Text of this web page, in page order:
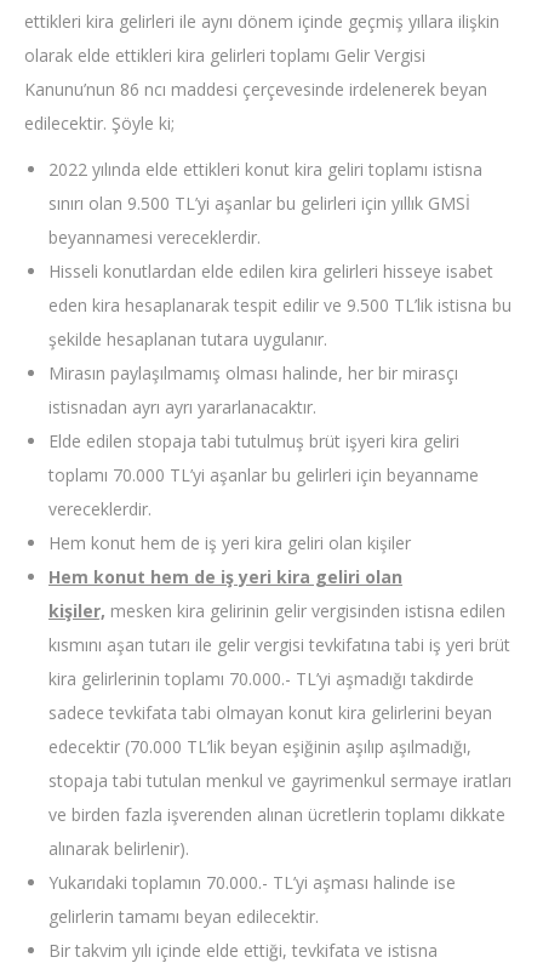
ettikleri kira gelirleri ile aynı dönem içinde geçmiş yıllara ilişkin
olarak elde ettikleri kira gelirleri toplamı Gelir Vergisi
Kanunu’nun 86 ncı maddesi çerçevesinde irdelenerek beyan
edilecektir. Şöyle ki;
2022 yılında elde ettikleri konut kira geliri toplamı istisna
sınırı olan 9.500 TL’yi aşanlar bu gelirleri için yıllık GMSİ
beyannamesi vereceklerdir.
Hisseli konutlardan elde edilen kira gelirleri hisseye isabet
eden kira hesaplanarak tespit edilir ve 9.500 TL’lik istisna bu
şekilde hesaplanan tutara uygulanır.
Mirasın paylaşılmamış olması halinde, her bir mirasçı
istisnadan ayrı ayrı yararlanacaktır.
Elde edilen stopaja tabi tutulmuş brüt işyeri kira geliri
toplamı 70.000 TL’yi aşanlar bu gelirleri için beyanname
vereceklerdir.
Hem konut hem de iş yeri kira geliri olan kişiler
Hem konut hem de iş yeri kira geliri olan
kişiler, mesken kira gelirinin gelir vergisinden istisna edilen
kısmını aşan tutarı ile gelir vergisi tevkifatına tabi iş yeri brüt
kira gelirlerinin toplamı 70.000.- TL’yi aşmadığı takdirde
sadece tevkifata tabi olmayan konut kira gelirlerini beyan
edecektir (70.000 TL’lik beyan eşiğinin aşılıp aşılmadığı,
stopaja tabi tutulan menkul ve gayrimenkul sermaye iratları
ve birden fazla işverenden alınan ücretlerin toplamı dikkate
alınarak belirlenir).
Yukarıdaki toplamın 70.000.- TL’yi aşması halinde ise
gelirlerin tamamı beyan edilecektir.
Bir takvim yılı içinde elde ettiği, tevkifata ve istisna